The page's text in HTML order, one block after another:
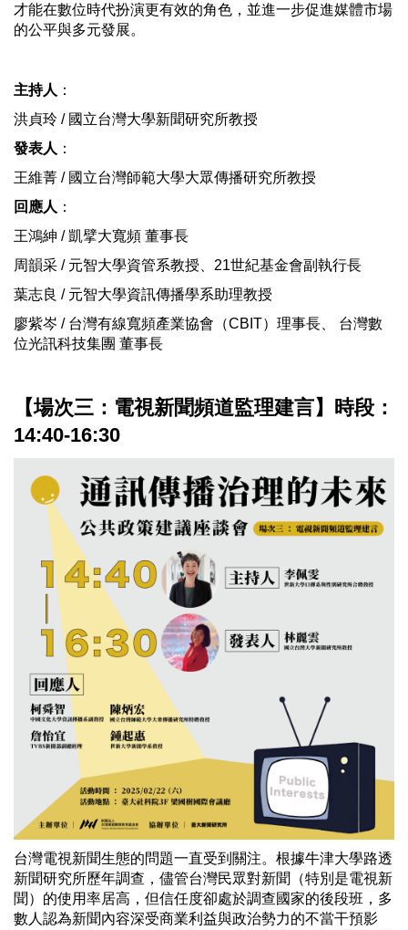
才能在數位時代扮演更有效的角色，並進一步促進媒體市場
的公平與多元發展。
主持人 ：
洪貞玲 / 國立台灣大學新聞研究所教授
發表人 ：
王維菁 / 國立台灣師範大學大眾傳播研究所教授
回應人 ：
王鴻紳 / 凱擘大寬頻 董事長
周韻采 / 元智大學資管系教授、21世紀基金會副執行長
葉志良 / 元智大學資訊傳播學系助理教授
廖紫岑 / 台灣有線寬頻產業協會（CBIT）理事長、 台灣數
位光訊科技集團 董事長
【場次三：電視新聞頻道監理建言】時段：
14:40-16:30
台灣電視新聞生態的問題一直受到關注。根據牛津大學路透
新聞研究所歷年調查，儘管台灣民眾對新聞（特別是電視新
聞）的使用率居高，但信任度卻處於調查國家的後段班，多
數人認為新聞內容深受商業利益與政治勢力的不當干預影